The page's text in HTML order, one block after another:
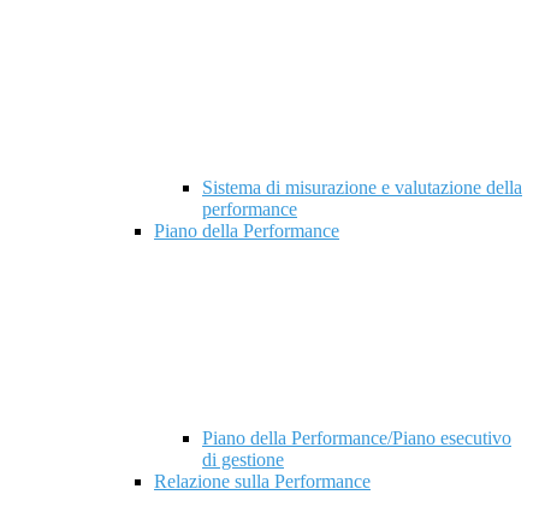
Sistema di misurazione e valutazione della
performance
Piano della Performance
Piano della Performance/Piano esecutivo
di gestione
Relazione sulla Performance